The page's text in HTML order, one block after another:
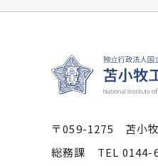
〒059-1275 苫小
総務課 TEL 0144-